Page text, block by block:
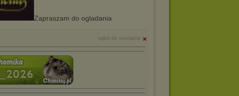
Zapraszam do ogladania
zgłoś do usunięcia